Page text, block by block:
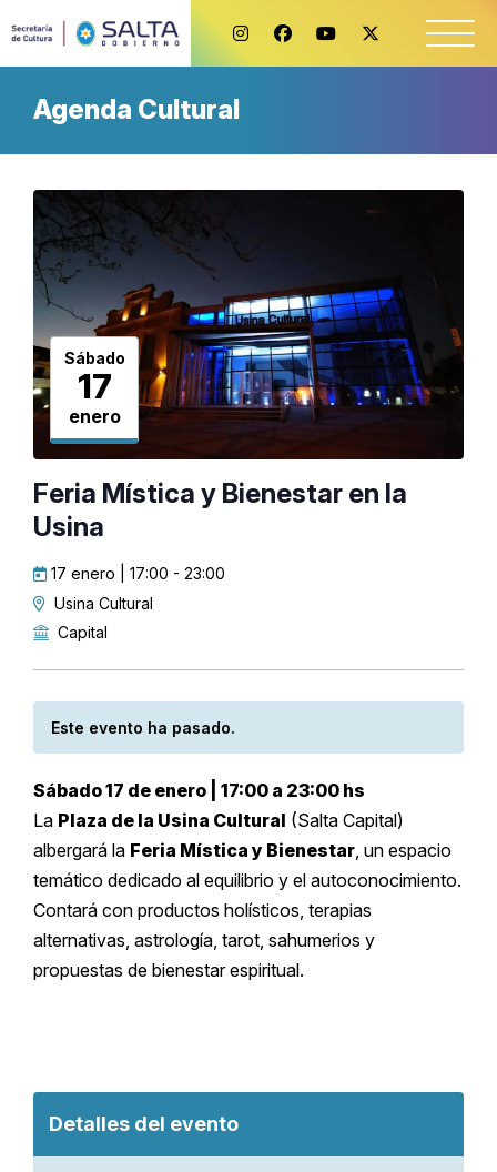
Agenda Cultural
Sábado
17
enero
Feria Mística y Bienestar en la
Usina
17 enero | 17:00 - 23:00
Usina Cultural
Capital
Este evento ha pasado.
Sábado 17 de enero | 17:00 a 23:00 hs
La Plaza de la Usina Cultural (Salta Capital)
albergará la Feria Mística y Bienestar , un espacio
temático dedicado al equilibrio y el autoconocimiento.
Contará con productos holísticos, terapias
alternativas, astrología, tarot, sahumerios y
propuestas de bienestar espiritual.
Detalles del evento